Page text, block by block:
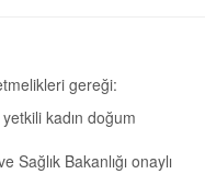
gereği:
kadın doğum
Sağlık Bakanlığı onaylı